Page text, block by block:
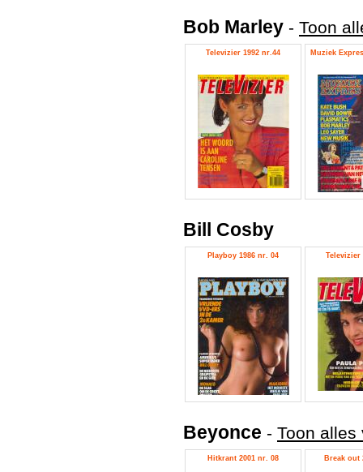
Bob Marley - Toon
Televizier 1992 nr.44 Muziek
Bill Cosby
Playboy 1986 nr. 04 Televizier
Beyonce - Toon alles
Hitkrant 2001 nr. 08 Break out